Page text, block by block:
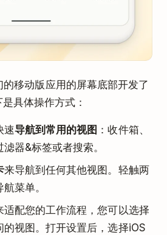
移动版应用的屏幕底部开发了
具体操作方式：
速导航到常用的视图 ：收件箱、
器&标签或者搜索。
来导航到任何其他视图。轻触两
菜单。
适配您的工作流程，您可以选择
的视图。打开设置后，选择iOS